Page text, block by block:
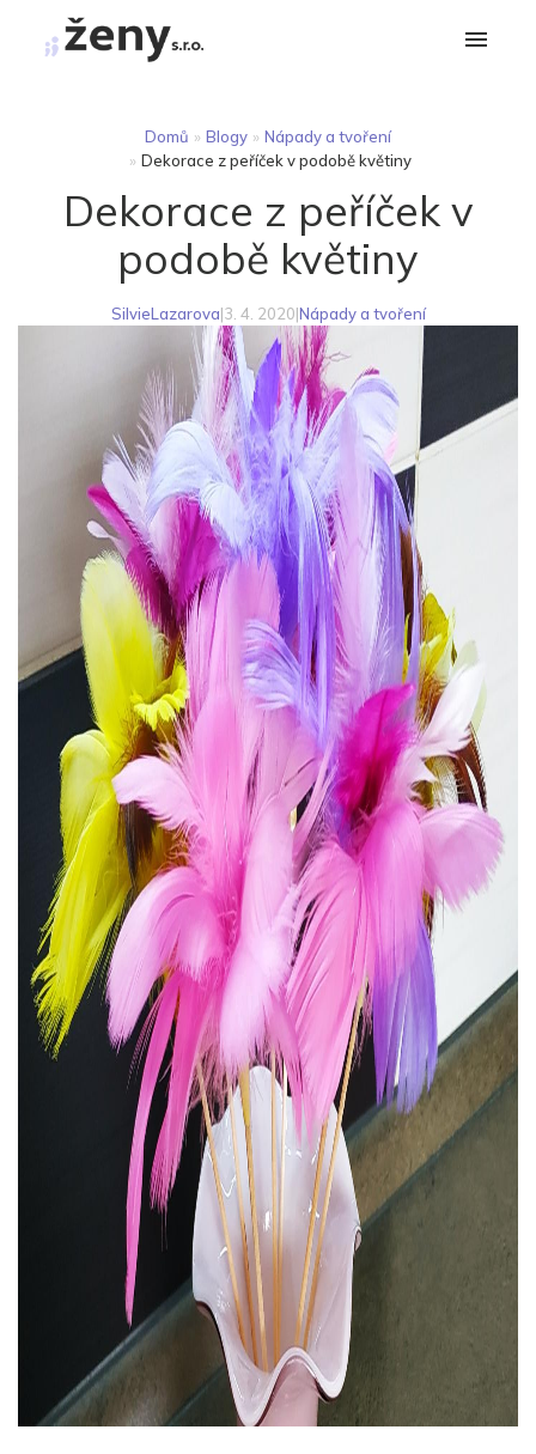
Domů » Blogy » Nápady a tvoření
» Dekorace z peříček v podobě květiny
Dekorace z peříček v
podobě květiny
SilvieLazarova|3. 4. 2020|Nápady a tvoření